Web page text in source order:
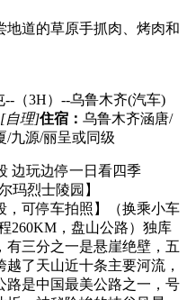
地道的草原手抓肉、烤肉和
（3H）--乌鲁木齐(汽车)
[自理]住宿： 乌鲁木齐涵唐/
/九源/丽呈或同级
边玩边停一日看四季
玛烈士陵园】
，可停车拍照】（换乘小车
260KM，盘山公路）独库
有三分之一是悬崖绝壁，五
了天山近十条主要河流，
路是中国最美公路之一，号